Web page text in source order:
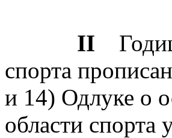
II
спорта
и 14) Одлуке о
области